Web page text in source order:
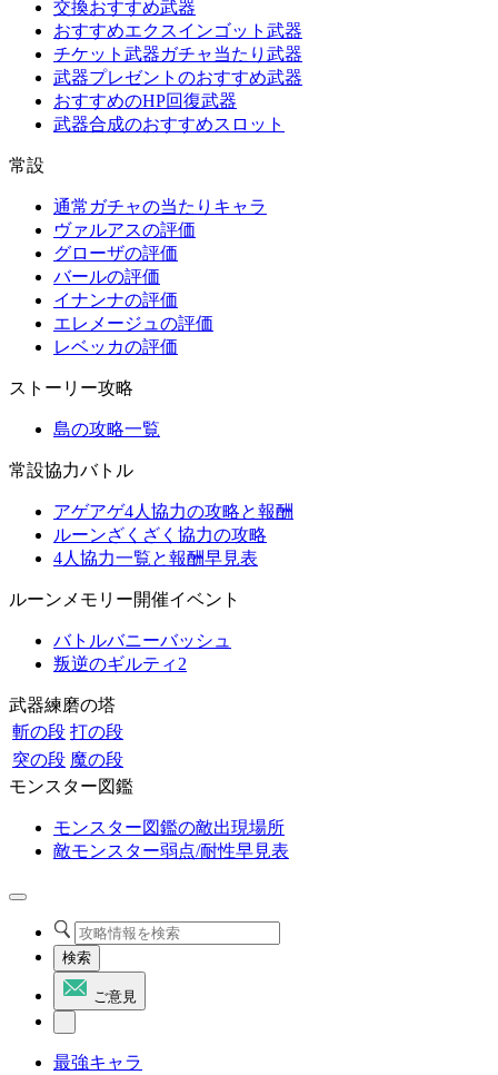
交換おすすめ武器
おすすめエクスインゴット武器
チケット武器ガチャ当たり武器
武器プレゼントのおすすめ武器
おすすめのHP回復武器
武器合成のおすすめスロット
常設
通常ガチャの当たりキャラ
ヴァルアスの評価
グローザの評価
バールの評価
イナンナの評価
エレメージュの評価
レベッカの評価
ストーリー攻略
島の攻略一覧
常設協力バトル
アゲアゲ4人協力の攻略と報酬
ルーンざくざく協力の攻略
4人協力一覧と報酬早見表
ルーンメモリー開催イベント
バトルバニーバッシュ
叛逆のギルティ2
武器練磨の塔
斬の段 打の段
突の段 魔の段
モンスター図鑑
モンスター図鑑の敵出現場所
敵モンスター弱点/耐性早見表
検索
ご意見
最強キャラ